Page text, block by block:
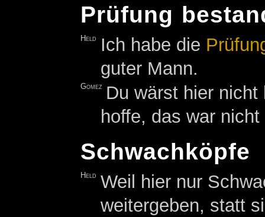
Prüfung
Held Ich habe die
guter Mann.
Gomez Du wärst hier
hoffe, das war
Schwachköpfe
Held Weil hier nur
weitergeben, statt